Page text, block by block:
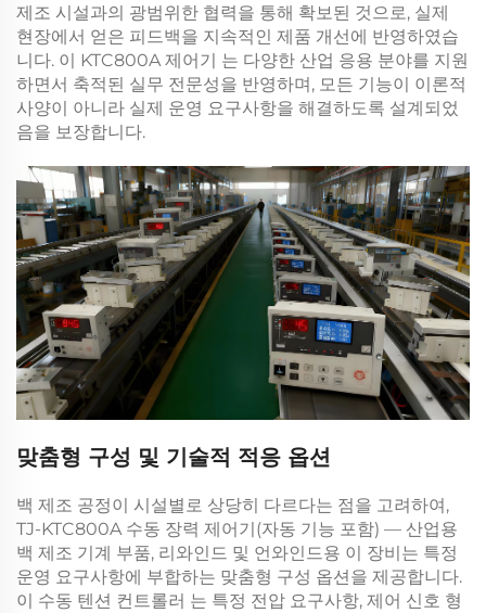
제조 시설과의 광범위한 협력을 통해 확보된 것으로, 실제
현장에서 얻은 피드백을 지속적인 제품 개선에 반영하였습
니다. 이 KTC800A 제어기 는 다양한 산업 응용 분야를 지원
하면서 축적된 실무 전문성을 반영하며, 모든 기능이 이론적
사양이 아니라 실제 운영 요구사항을 해결하도록 설계되었
음을 보장합니다.
맞춤형 구성 및 기술적 적응 옵션
백 제조 공정이 시설별로 상당히 다르다는 점을 고려하여,
TJ-KTC800A 수동 장력 제어기(자동 기능 포함) — 산업용
백 제조 기계 부품, 리와인드 및 언와인드용 이 장비는 특정
운영 요구사항에 부합하는 맞춤형 구성 옵션을 제공합니다.
이 수동 텐션 컨트롤러 는 특정 전압 요구사항, 제어 신호 형